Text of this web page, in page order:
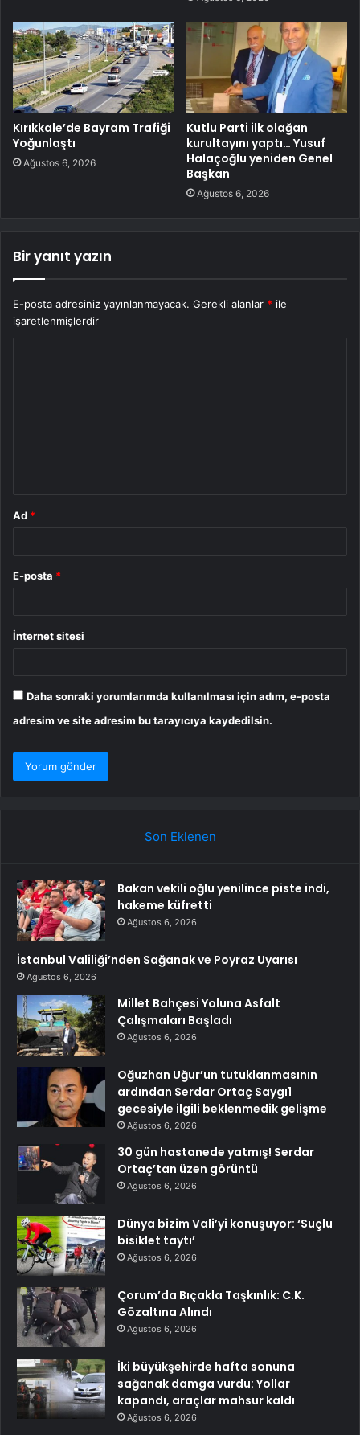
Kırıkkale’de Bayram Trafiği
Yoğunlaştı
Ağustos 6, 2026
Kutlu Parti ilk olağan
kurultayını yaptı… Yusuf
Halaçoğlu yeniden Genel
Başkan
Ağustos 6, 2026
Bir yanıt yazın
E-posta adresiniz yayınlanmayacak. Gerekli alanlar * ile
işaretlenmişlerdir
Ad *
E-posta *
İnternet sitesi
Daha sonraki yorumlarımda kullanılması için adım, e-posta
adresim ve site adresim bu tarayıcıya kaydedilsin.
Son Eklenen
Bakan vekili oğlu yenilince piste indi,
hakeme küfretti
Ağustos 6, 2026
İstanbul Valiliği’nden Sağanak ve Poyraz Uyarısı
Ağustos 6, 2026
Millet Bahçesi Yoluna Asfalt
Çalışmaları Başladı
Ağustos 6, 2026
Oğuzhan Uğur’un tutuklanmasının
ardından Serdar Ortaç Saygı1
gecesiyle ilgili beklenmedik gelişme
Ağustos 6, 2026
30 gün hastanede yatmış! Serdar
Ortaç’tan üzen görüntü
Ağustos 6, 2026
Dünya bizim Vali’yi konuşuyor: ‘Suçlu
bisiklet taytı’
Ağustos 6, 2026
Çorum’da Bıçakla Taşkınlık: C.K.
Gözaltına Alındı
Ağustos 6, 2026
İki büyükşehirde hafta sonuna
sağanak damga vurdu: Yollar
kapandı, araçlar mahsur kaldı
Ağustos 6, 2026